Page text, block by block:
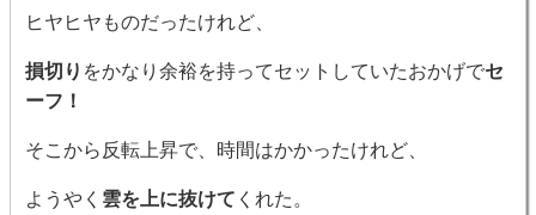
ヒヤヒヤものだったけれど、
損切り をかなり余裕を持ってセットしていたおかげでセ
ーフ！
そこから反転上昇で、時間はかかったけれど、
ようやく 雲を上に抜けて くれた。